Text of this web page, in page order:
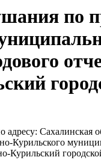
по
адресу:
Курильского